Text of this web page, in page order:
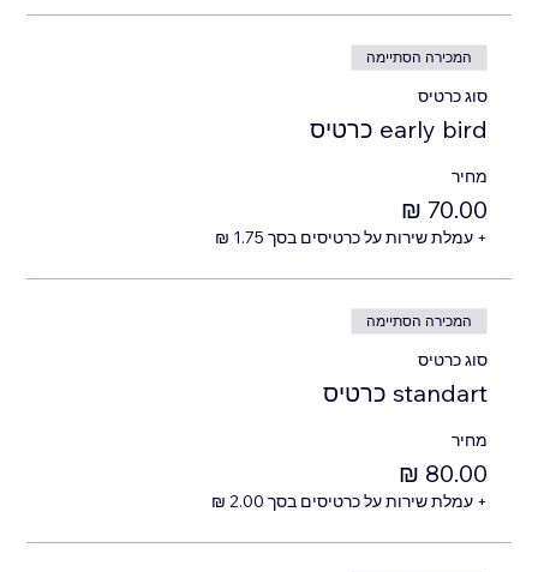
המכירה הסתיימה
סוג כרטיס
early bird כרטיס
מחיר
+ עמלת שירות על כרטיסים בסך ‏1.75 ‏₪
המכירה הסתיימה
סוג כרטיס
standart כרטיס
מחיר
+ עמלת שירות על כרטיסים בסך ‏2.00 ‏₪